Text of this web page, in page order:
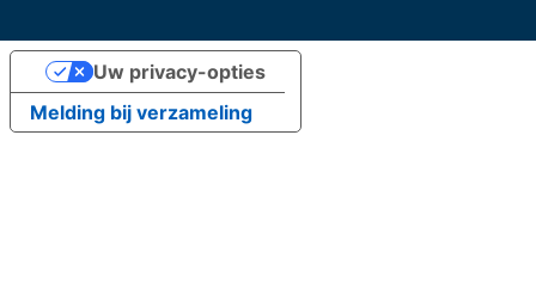
Melding bij verzameling
Uw privacy-opties